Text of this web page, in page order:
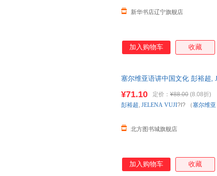
新华书店辽宁旗舰店
加入购物车 收藏
塞尔维亚语讲中国文化 彭裕超,
近发货 85%城市次日送达
¥71.10 定价： ¥88.00 (8.08折)
北方图书城旗舰店
彭裕超, JELENA VUJI?I? （塞尔维亚
加入购物车 收藏